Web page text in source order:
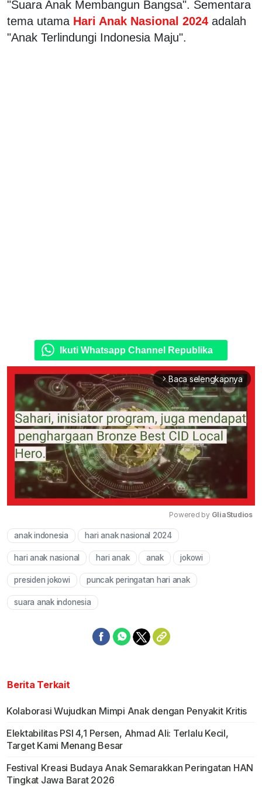
"Suara Anak Membangun Bangsa". Sementara
tema utama Hari Anak Nasional 2024 adalah
"Anak Terlindungi Indonesia Maju".
Ikuti Whatsapp Channel Republika
arrow_forward_ios Baca selengkapnya
Powered by GliaStudios
anak indonesia hari anak nasional 2024
hari anak nasional hari anak anak jokowi
presiden jokowi puncak peringatan hari anak
suara anak indonesia
Berita Terkait
Kolaborasi Wujudkan Mimpi Anak dengan Penyakit Kritis
Elektabilitas PSI 4,1 Persen, Ahmad Ali: Terlalu Kecil,
Target Kami Menang Besar
Festival Kreasi Budaya Anak Semarakkan Peringatan HAN
Tingkat Jawa Barat 2026